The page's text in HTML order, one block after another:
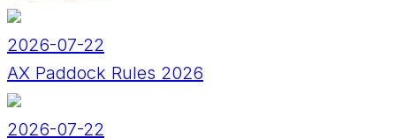
2026-07-22
AX Paddock Rules 2026
2026-07-22